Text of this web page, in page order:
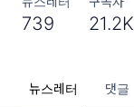
739 21.2K
뉴스레터 댓글